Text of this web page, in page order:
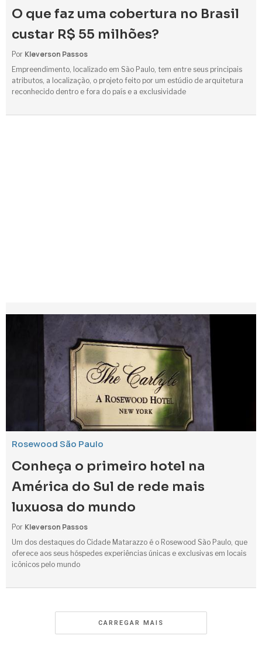
O que faz uma cobertura no Brasil
custar R$ 55 milhões?
Por Kleverson Passos
Empreendimento, localizado em São Paulo, tem entre seus principais
atributos, a localização, o projeto feito por um estúdio de arquitetura
reconhecido dentro e fora do país e a exclusividade
Rosewood São Paulo
Conheça o primeiro hotel na
América do Sul de rede mais
luxuosa do mundo
Por Kleverson Passos
Um dos destaques do Cidade Matarazzo é o Rosewood São Paulo, que
oferece aos seus hóspedes experiências únicas e exclusivas em locais
icônicos pelo mundo
CARREGAR MAIS